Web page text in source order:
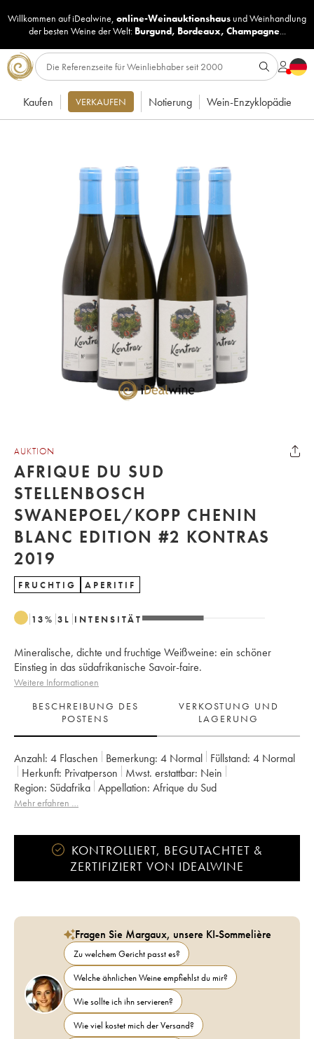
Willkommen auf iDealwine, online-Weinauktionshaus undWeinhandlung
der besten Weine der Welt: Burgund, Bordeaux, Champagne...
Kaufen VERKAUFEN Notierung Wein-Enzyklopädie
AUKTION
AFRIQUE DU SUD
STELLENBOSCH
SWANEPOEL/KOPP CHENIN
BLANC EDITION #2 KONTRAS
2019
FRUCHTIG APERITIF
13% 3 L INTENSITÄT
Mineralische, dichte und fruchtige Weißweine: ein schöner
Einstieg in das südafrikanische Savoir-faire.
Weitere Informationen
BESCHREIBUNG DES
POSTENS
VERKOSTUNG UND
LAGERUNG
Anzahl: 4 Flaschen Bemerkung: 4 Normal Füllstand: 4 Normal
Herkunft:
privatperson Mwst. erstattbar:
nein
Region:
Südafrika Appellation: Afrique du Sud
Mehr erfahren …
KONTROLLIERT, BEGUTACHTET &
ZERTIFIZIERT VON IDEALWINE
Fragen Sie Margaux, unsere KI-Sommelière
Zu welchem Gericht passt es?
Welche ähnlichen Weine empfiehlst du mir?
Wie sollte ich ihn servieren?
Wie viel kostet mich der Versand?